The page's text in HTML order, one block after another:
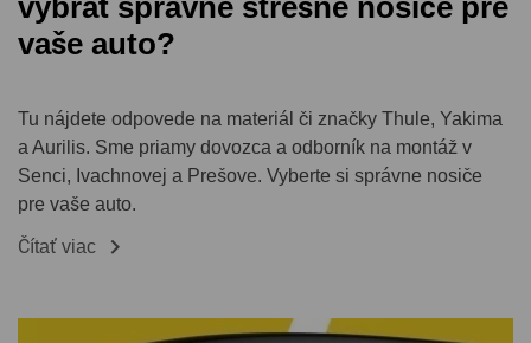
vybrať správne strešné nosiče pre
vaše auto?
Tu nájdete odpovede na materiál či značky Thule, Yakima
a Aurilis. Sme priamy dovozca a odborník na montáž v
Senci, Ivachnovej a Prešove. Vyberte si správne nosiče
pre vaše auto.
Čítať viac 